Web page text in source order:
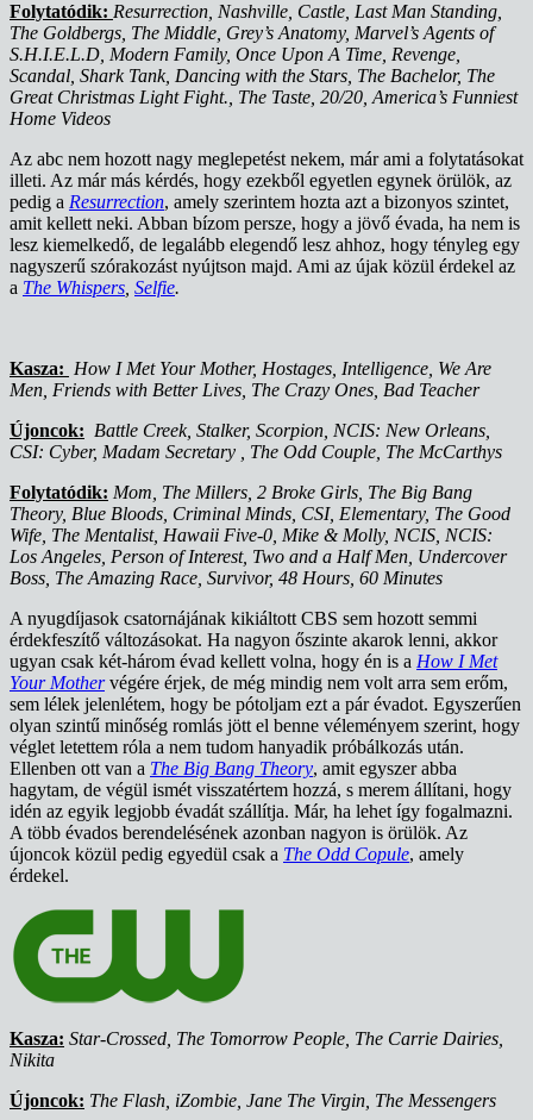
Folytatódik: Resurrection, Nashville, Castle, Last Man Standing,
The Goldbergs, The Middle, Grey’s Anatomy, Marvel’s Agents of
S.H.I.E.L.D, Modern Family, Once Upon A Time, Revenge,
Scandal, Shark Tank, Dancing with the Stars, The Bachelor, The
Great Christmas Light Fight., The Taste, 20/20, America’s Funniest
Home Videos
Az abc nem hozott nagy meglepetést nekem, már ami a folytatásokat
illeti. Az már más kérdés, hogy ezekből egyetlen egynek örülök, az
pedig a Resurrection, amely szerintem hozta azt a bizonyos szintet,
amit kellett neki. Abban bízom persze, hogy a jövő évada, ha nem is
lesz kiemelkedő, de legalább elegendő lesz ahhoz, hogy tényleg egy
nagyszerű szórakozást nyújtson majd. Ami az újak közül érdekel az
a The Whispers Selfie.
Kasza: How I Met Your Mother, Hostages, Intelligence, We Are
Men, Friends with Better Lives, The Crazy Ones, Bad Teacher
Újoncok: Battle Creek, Stalker, Scorpion, NCIS: New Orleans,
CSI: Cyber, Madam Secretary , The Odd Couple, The McCarthys
Folytatódik: Mom, The Millers, 2 Broke Girls, The Big Bang
Theory, Blue Bloods, Criminal Minds, CSI, Elementary, The Good
Wife, The Mentalist, Hawaii Five-0, Mike & Molly, NCIS, NCIS:
Los Angeles, Person of Interest, Two and a Half Men, Undercover
Boss, The Amazing Race, Survivor, 48 Hours, 60 Minutes
A nyugdíjasok csatornájának kikiáltott CBS sem hozott semmi
érdekfeszítő változásokat. Ha nagyon őszinte akarok lenni, akkor
ugyan csak két-három évad kellett volna, hogy én is a How I Met
Your Mothervégére érjek, de még mindig nem volt arra sem erőm,
sem lélek jelenlétem, hogy be pótoljam ezt a pár évadot. Egyszerűen
olyan szintű minőség romlás jött el benne véleményem szerint, hogy
véglet letettem róla a nem tudom hanyadik próbálkozás után.
Ellenben ott van a The Big Bang Theory, amit egyszer abba
hagytam, de végül ismét visszatértem hozzá, s merem állítani, hogy
idén az egyik legjobb évadát szállítja. Már, ha lehet így fogalmazni.
A több évados berendelésének azonban nagyon is örülök. Az
újoncok közül pedig egyedül csak a The Odd Copule, amely
érdekel.
Kasza: Star-Crossed, The Tomorrow People, The Carrie Dairies,
Nikita
Újoncok: The Flash, iZombie, Jane The Virgin, The Messengers